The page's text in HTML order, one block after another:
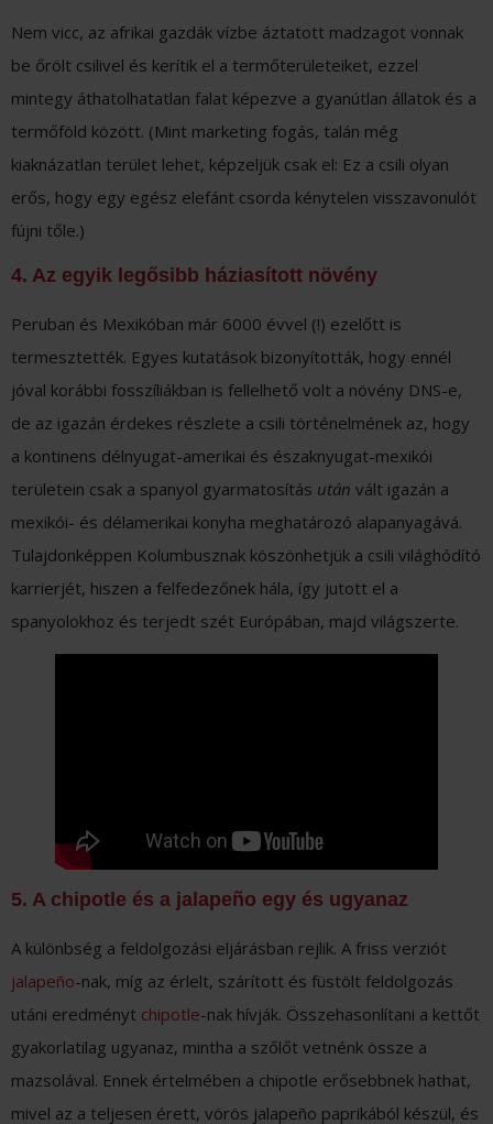
Nem vicc, az afrikai gazdák vízbe áztatott madzagot vonnak
be őrölt csilivel és kerítik el a termőterületeiket, ezzel
mintegy áthatolhatatlan falat képezve a gyanútlan állatok és a
termőföld között. (Mint marketing fogás, talán még
kiaknázatlan terület lehet, képzeljük csak el: Ez a csili olyan
erős, hogy egy egész elefánt csorda kénytelen visszavonulót
fújni tőle.)
4. Az egyik legősibb háziasított növény
Peruban és Mexikóban már 6000 évvel (!) ezelőtt is
termesztették. Egyes kutatások bizonyították, hogy ennél
jóval korábbi fosszíliákban is fellelhető volt a növény DNS-e,
de az igazán érdekes részlete a csili történelmének az, hogy
a kontinens délnyugat-amerikai és északnyugat-mexikói
területein csak a spanyol gyarmatosítás után vált igazán a
mexikói- és délamerikai konyha meghatározó alapanyagává.
Tulajdonképpen Kolumbusznak köszönhetjük a csili világhódító
karrierjét, hiszen a felfedezőnek hála, így jutott el a
spanyolokhoz és terjedt szét Európában, majd világszerte.
5. A chipotle és a jalapeño egy és ugyanaz
A különbség a feldolgozási eljárásban rejlik. A friss verziót
jalapeño-nak, míg az érlelt, szárított és füstölt feldolgozás
utáni eredményt chipotle-nak hívják. Összehasonlítani a kettőt
gyakorlatilag ugyanaz, mintha a szőlőt vetnénk össze a
mazsolával. Ennek értelmében a chipotle erősebbnek hathat,
mivel az a teljesen érett, vörös jalapeño paprikából készül, és